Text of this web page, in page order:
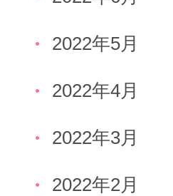
2022年5月
2022年4月
2022年3月
2022年2月